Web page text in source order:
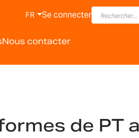
Nous contacter
FR Se connecter
de PT